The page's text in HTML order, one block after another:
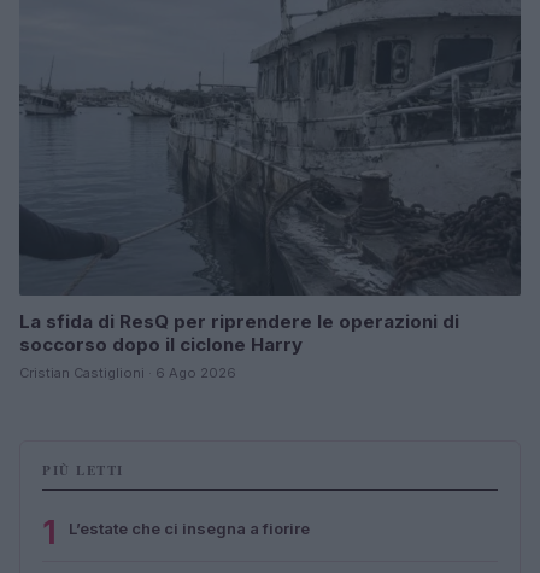
La sfida di ResQ per riprendere le operazioni di
soccorso dopo il ciclone Harry
Cristian Castiglioni · 6 Ago 2026
PIÙ LETTI
1 L’estate che ci insegna a fiorire